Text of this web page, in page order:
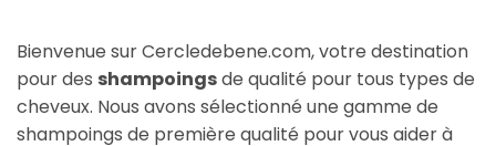
Bienvenue sur Cercledebene.com, votre destination
pour des shampoingsde qualité pour tous types de
cheveux. Nous avons sélectionné une gamme de
shampoings de première qualité pour vous aider à